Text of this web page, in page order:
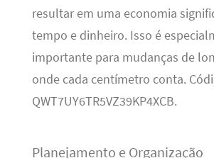
resultar em uma economia
tempo e dinheiro. Isso é
importante para mudanças de
onde cada centímetro conta.
QWT7UY6TR5VZ39KP4XCB.
Planejamento e Organização